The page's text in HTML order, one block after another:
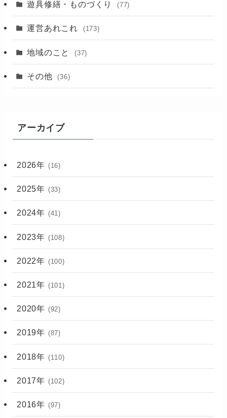
遊具修繕・ものづくり (77)
運営あれこれ (173)
地域のこと (37)
その他 (36)
アーカイブ
2026年 (16)
2025年 (33)
2024年 (41)
2023年 (108)
2022年 (100)
2021年 (101)
2020年 (92)
2019年 (87)
2018年 (110)
2017年 (102)
2016年 (97)